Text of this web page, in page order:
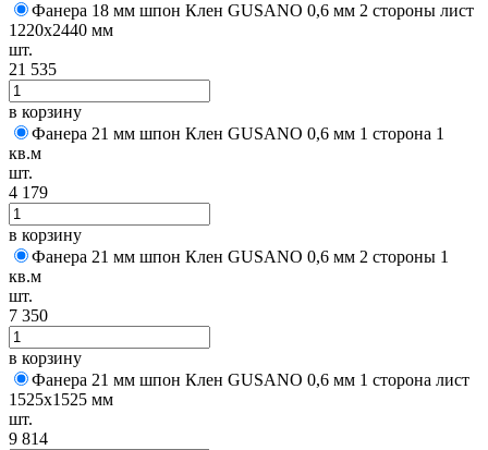
Фанера 18 мм шпон Клен GUSANO 0,6 мм 2 стороны лист
1220х2440 мм
шт.
21 535
в корзину
Фанера 21 мм шпон Клен GUSANO 0,6 мм 1 сторона 1
кв.м
шт.
4 179
в корзину
Фанера 21 мм шпон Клен GUSANO 0,6 мм 2 стороны 1
кв.м
шт.
7 350
в корзину
Фанера 21 мм шпон Клен GUSANO 0,6 мм 1 сторона лист
1525х1525 мм
шт.
9 814